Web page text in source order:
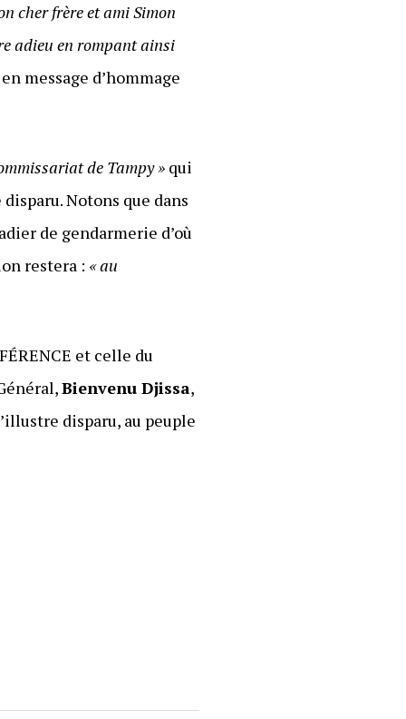
cher frère et ami Simon
adieu en rompant ainsi
message d’hommage
de Tampy » qui
Notons que dans
de gendarmerie d’où
restera : « au
et celle du
Bienvenu Djissa,
disparu, au peuple